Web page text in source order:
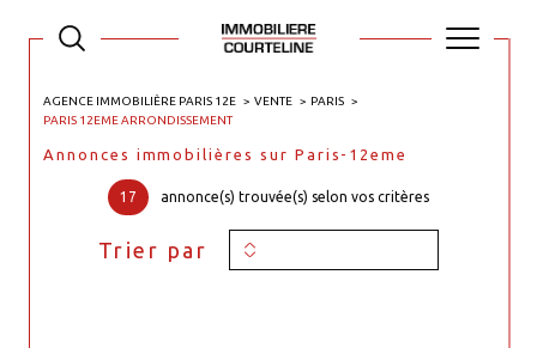
AGENCE IMMOBILIÈRE PARIS 12E VENTE
PARIS
PARIS 12EME ARRONDISSEMENT
Annonces immobilières sur Paris-12eme
17 annonce(s) trouvée(s) selon vos critères
Trier par